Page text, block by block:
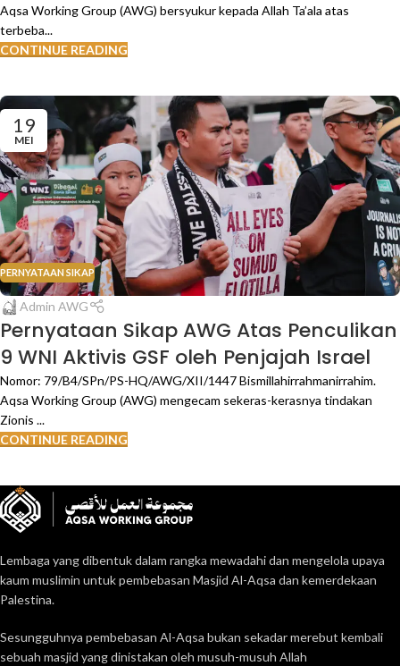
Aqsa Working Group (AWG) bersyukur kepada Allah Ta’ala atas
terbeba...
CONTINUE READING
19
MEI
PERNYATAAN SIKAP
Admin AWG
Pernyataan Sikap AWG Atas Penculikan
9 WNI Aktivis GSF oleh Penjajah Israel
Nomor: 79/B4/SPn/PS-HQ/AWG/XII/1447 Bismillahirrahmanirrahim.
Aqsa Working Group (AWG) mengecam sekeras-kerasnya tindakan
Zionis ...
CONTINUE READING
Lembaga yang dibentuk dalam rangka mewadahi dan mengelola upaya
kaum muslimin untuk pembebasan Masjid Al-Aqsa dan kemerdekaan
Palestina.
Sesungguhnya pembebasan Al-Aqsa bukan sekadar merebut kembali
sebuah masjid yang dinistakan oleh musuh-musuh Allah